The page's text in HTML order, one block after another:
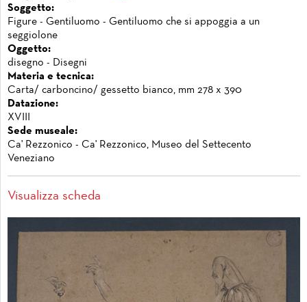
Soggetto:
Figure - Gentiluomo - Gentiluomo che si appoggia a un
seggiolone
Oggetto:
disegno - Disegni
Materia e tecnica:
Carta/ carboncino/ gessetto bianco, mm 278 x 390
Datazione:
XVIII
Sede museale:
Ca' Rezzonico - Ca' Rezzonico, Museo del Settecento
Veneziano
Visualizza scheda